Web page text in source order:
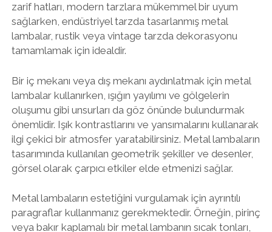
zarif hatları, modern tarzlara mükemmel bir uyum
sağlarken, endüstriyel tarzda tasarlanmış metal
lambalar, rustik veya vintage tarzda dekorasyonu
tamamlamak için idealdir.
Bir iç mekanı veya dış mekanı aydınlatmak için metal
lambalar kullanırken, ışığın yayılımı ve gölgelerin
oluşumu gibi unsurları da göz önünde bulundurmak
önemlidir. Işık kontrastlarını ve yansımalarını kullanarak
ilgi çekici bir atmosfer yaratabilirsiniz. Metal lambaların
tasarımında kullanılan geometrik şekiller ve desenler,
görsel olarak çarpıcı etkiler elde etmenizi sağlar.
Metal lambaların estetiğini vurgulamak için ayrıntılı
paragraflar kullanmanız gerekmektedir. Örneğin, pirinç
veya bakır kaplamalı bir metal lambanın sıcak tonları,